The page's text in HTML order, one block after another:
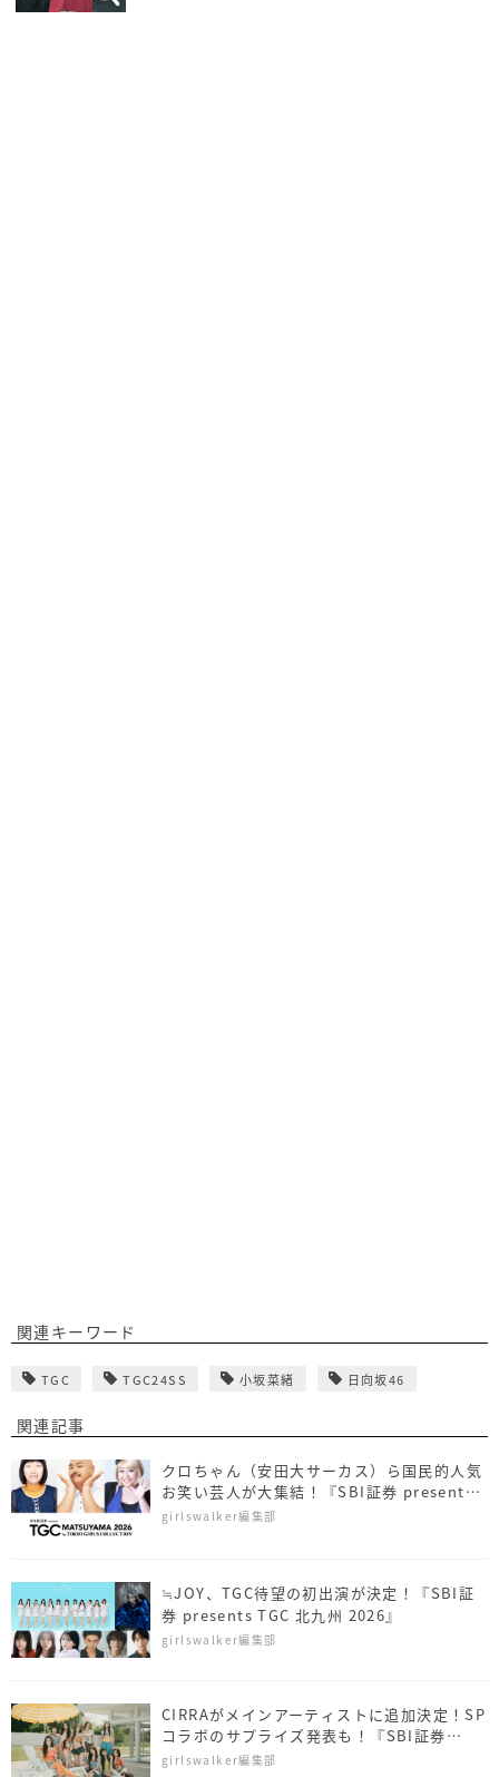
関連キーワード
TGC TGC24SS 小坂菜緒 日向坂46
関連記事
クロちゃん（安田大サーカス）ら国民的人気
お笑い芸人が大集結！『SBI証券 presents
TGC 松山 2026』
girlswalker編集部
≒JOY、TGC待望の初出演が決定！『SBI証
券 presents TGC 北九州 2026』
girlswalker編集部
CIRRAがメインアーティストに追加決定！SP
コラボのサプライズ発表も！『SBI証券
presents TGC 北九州 2026』
girlswalker編集部